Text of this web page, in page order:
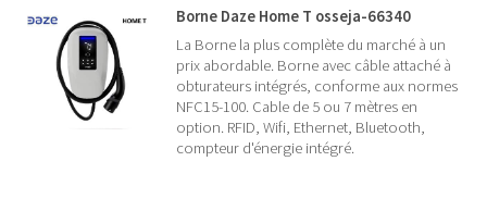
Borne Daze Home T osseja-66340
La Borne la plus complète du marché à un
prix abordable. Borne avec câble attaché à
obturateurs intégrés, conforme aux normes
NFC15-100. Cable de 5 ou 7 mètres en
option. RFID, Wifi, Ethernet, Bluetooth,
compteur d'énergie intégré.